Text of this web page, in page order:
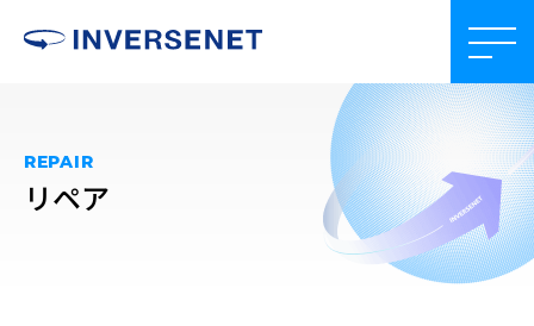
REPAIR
リペア